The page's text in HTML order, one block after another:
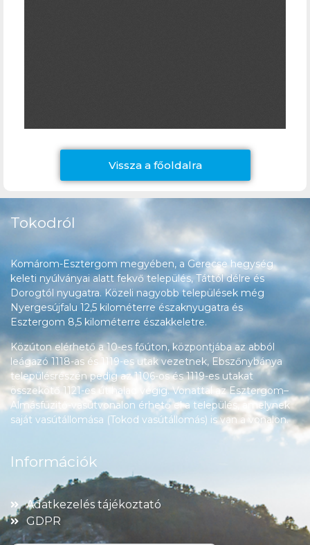
Vissza a főoldalra
Tokodról
Komárom-Esztergom megyében, a Gerecse hegység
keleti nyúlványai alatt fekvő település, Táttól délre és
Dorogtól nyugatra. Közeli nagyobb települések még
Nyergesújfalu 12,5 kilométerre északnyugatra és
Esztergom 8,5 kilométerre északkeletre.
Közúton elérhető a 10-es főúton, központjába az abból
leágazó 1118-as és 1119-es utak vezetnek, Ebszőnybánya
településrészén pedig az 1106-os és 1119-es utakat
összekötő 1121-es út halad végig. Vonattal az Esztergom–
Almásfüzitő-vasútvonalon érhető el a település, amelynek
saját vasútállomása (Tokod vasútállomás) is van a vonalon.
Információk
Adatkezelés tájékoztató
GDPR